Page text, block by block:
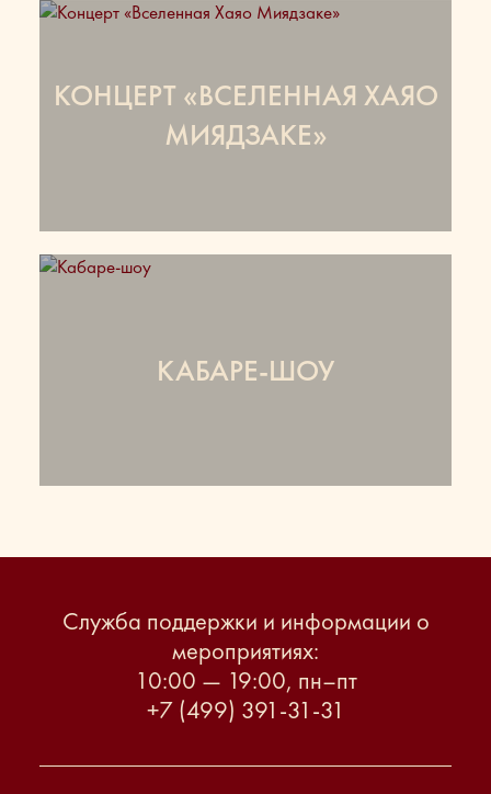
КОНЦЕРТ «ВСЕЛЕННАЯ ХАЯО
МИЯДЗАКЕ»
КАБАРЕ-ШОУ
Служба поддержки и информации о
мероприятиях:
10:00 — 19:00, пн–пт
+7 (499) 391-31-31